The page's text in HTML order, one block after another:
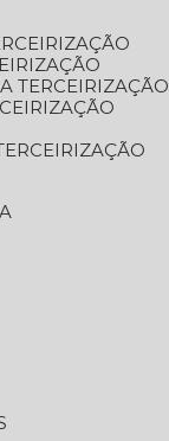
TERCEIRIZAÇÃO